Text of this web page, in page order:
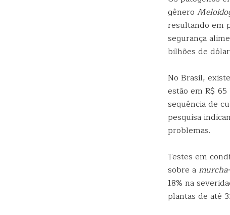
gênero
resultando em
segurança
bilhões de
No Brasil,
estão em R$
sequência de
pesquisa
problemas.
Testes em
sobre a
18% na
plantas de até